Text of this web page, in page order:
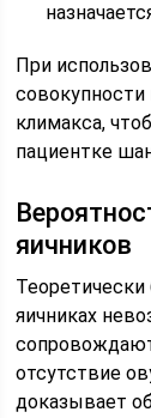
При
климакса,
пациентке
яичников
яичниках
отсутствие
доказывает